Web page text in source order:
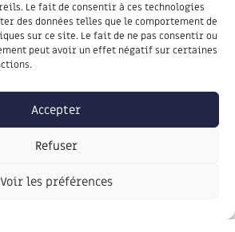
Le fait de consentir à ces technologies
des données telles que le comportement de
sur ce site. Le fait de ne pas consentir ou
peut avoir un effet négatif sur certaines
Accepter
Refuser
Voir les préférences
est installée, il faut agir en
pour ne pas la
de produits
interdite. Privilégiez le
mécanique ou thermique.
exotiques envahissantes